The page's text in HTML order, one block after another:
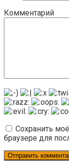
Комментарий
Сохранить
браузере для